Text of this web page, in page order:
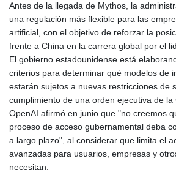
Antes de la llegada de Mythos, la
una regulación más flexible para las
artificial, con el objetivo de reforzar la
frente a China en la carrera global por el
El gobierno estadounidense está
criterios para determinar qué modelos de
estarán sujetos a nuevas restricciones de
cumplimiento de una orden ejecutiva de la
OpenAI afirmó en junio que "no creemos
proceso de acceso gubernamental deba
a largo plazo", al considerar que limita el
avanzadas para usuarios, empresas y
necesitan.